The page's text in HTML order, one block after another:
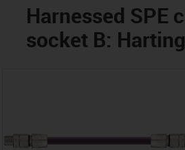
Harnessed SPE
socket B: